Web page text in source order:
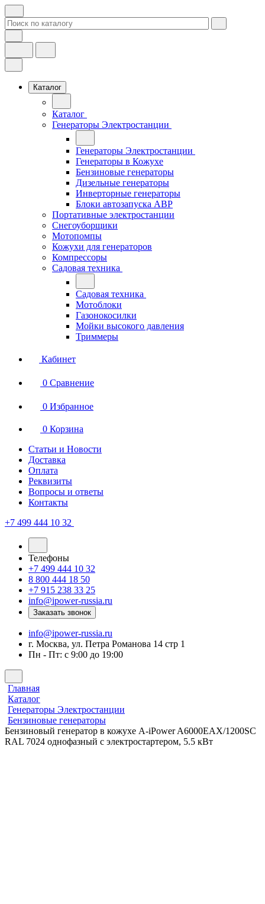
Каталог
Каталог
Генераторы Электростанции
Генераторы Электростанции
Генераторы в Кожухе
Бензиновые генераторы
Дизельные генераторы
Инверторные генераторы
Блоки автозапуска АВР
Портативные электростанции
Снегоуборщики
Мотопомпы
Кожухи для генераторов
Компрессоры
Садовая техника
Садовая техника
Мотоблоки
Газонокосилки
Мойки высокого давления
Триммеры
Кабинет
0 Сравнение
0 Избранное
0 Корзина
Статьи и Новости
Доставка
Оплата
Реквизиты
Вопросы и ответы
Контакты
+7 499 444 10 32
Телефоны
+7 499 444 10 32
8 800 444 18 50
+7 915 238 33 25
info@ipower-russia.ru
Заказать звонок
info@ipower-russia.ru
г. Москва, ул. Петра Романова 14 стр 1
Пн - Пт: с 9:00 до 19:00
Главная
Каталог
Генераторы Электростанции
Бензиновые генераторы
Бензиновый генератор в кожухе A-iPower A6000EAX/1200SC
RAL 7024 однофазный с электростартером, 5.5 кВт